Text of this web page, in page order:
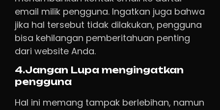
email milik pengguna. Ingatkan juga bahwa
jika hal tersebut tidak dilakukan, pengguna
bisa kehilangan pemberitahuan penting
dari website Anda.
4.Jangan Lupa mengingatkan
pengguna
Hal ini memang tampak berlebihan, namun